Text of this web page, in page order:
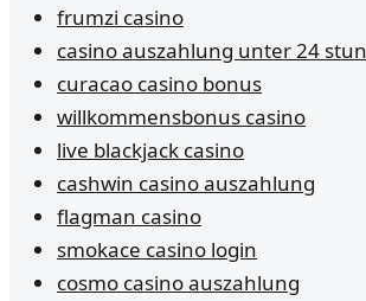
frumzi casino
casino auszahlung unter 24
curacao casino bonus
willkommensbonus casino
live blackjack casino
cashwin casino auszahlung
flagman casino
smokace casino login
cosmo casino auszahlung